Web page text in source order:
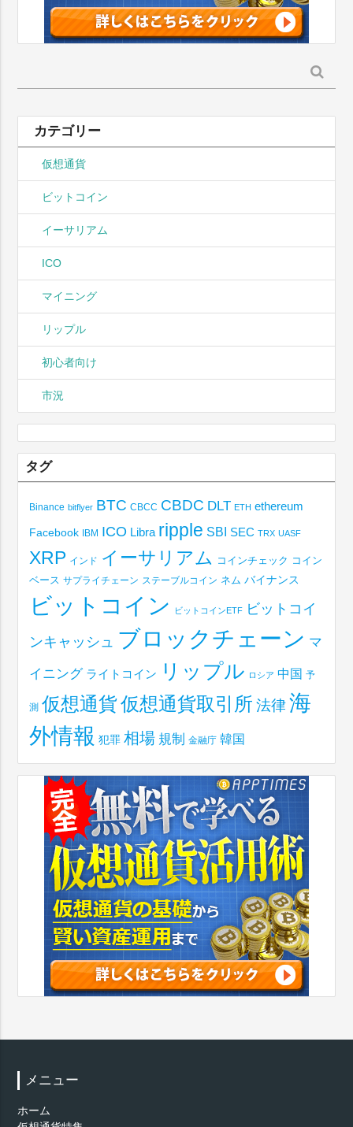
索:
カテゴリー
仮想通貨
ビットコイン
イーサリアム
ICO
マイニング
リップル
初心者向け
市況
タグ
Binance bitflyer BTC CBCC CBDC DLT ETH ethereum
Facebook IBM ICO Libra ripple SBI SEC TRX UASF
XRP インド イーサリアム コインチェック コイン
ベース サプライチェーン ステーブルコイン ネム バイナンス
ビットコイン ビットコインETF ビットコイ
ンキャッシュ ブロックチェーン マ
イニング ライトコイン リップル ロシア 中国 予
測 仮想通貨仮想通貨取引所 法律 海
外情報 犯罪 相場 規制 金融庁 韓国
メニュー
ホーム